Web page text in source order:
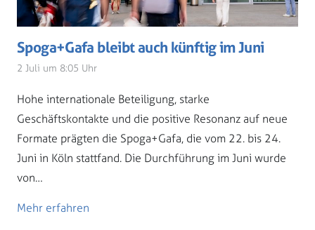
Spoga+Gafa bleibt auch künftig im Juni
2 Juli um 8:05 Uhr
Hohe internationale Beteiligung, starke
Geschäftskontakte und die positive Resonanz auf neue
Formate prägten die Spoga+Gafa, die vom 22. bis 24.
Juni in Köln stattfand. Die Durchführung im Juni wurde
von…
Mehr erfahren